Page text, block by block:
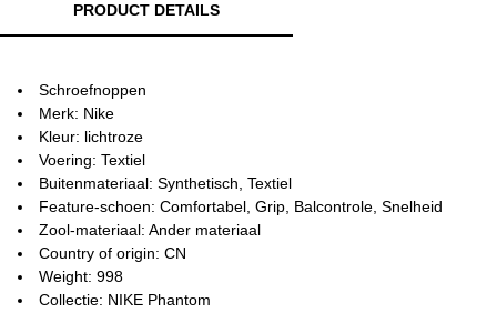
PRODUCT DETAILS
Schroefnoppen
Merk: Nike
Kleur: lichtroze
Voering: Textiel
Buitenmateriaal: Synthetisch, Textiel
Feature-schoen: Comfortabel, Grip, Balcontrole, Snelheid
Zool-materiaal: Ander materiaal
Country of origin: CN
Weight: 998
Collectie: NIKE Phantom